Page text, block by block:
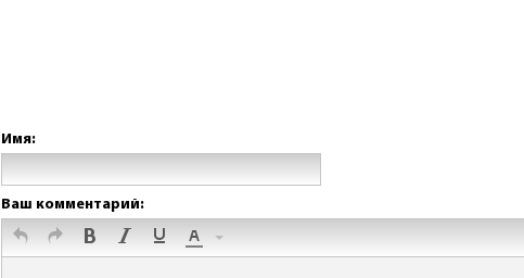
Имя:
Ваш комментарий: